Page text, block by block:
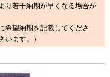
り若干納期が早くなる場合が
希望納期を記載してくださ
います。）